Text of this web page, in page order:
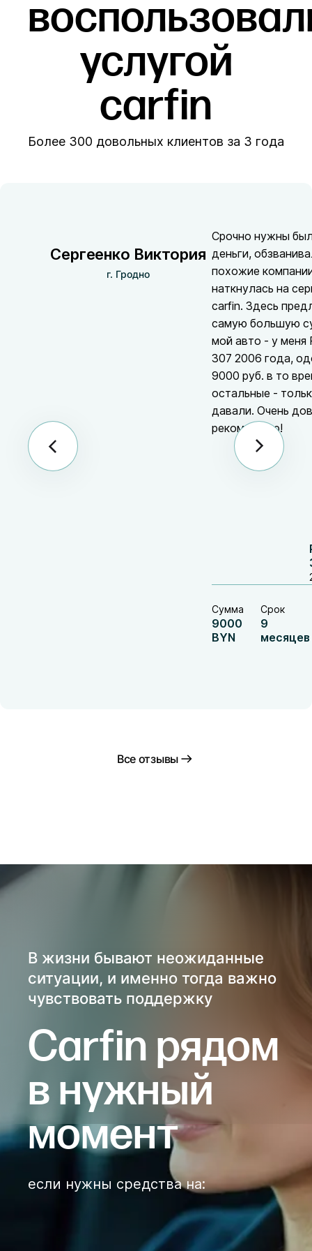
услугой
carfin
Более 300 довольных клиентов за 3 года
Сергеенко Виктория
г. Гродно
Срочно нужны
деньги,
похожие
наткнулась на
carfin. Здесь
самую большую
мой авто - у меня
307 2006 года,
9000 руб. в то
остальные -
давали. Очень
рекомендую!
Сумма
9000
BYN
Срок
9
месяцев
Все отзывы
В жизни бывают неожиданные
ситуации, и именно тогда важно
чувствовать поддержку
Сarfin рядом
в нужный
момент
если нужны средства на: